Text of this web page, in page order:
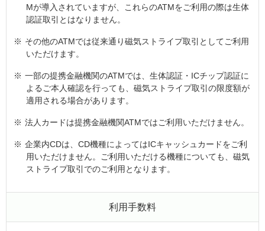
Mが導入されていますが、これらのATMをご利用の際は生体
認証取引とはなりません。
※ その他のATMでは従来通り磁気ストライプ取引としてご利用
いただけます。
※ 一部の提携金融機関のATMでは、生体認証・ICチップ認証に
よるご本人確認を行っても、磁気ストライプ取引の限度額が
適用される場合があります。
※ 法人カードは提携金融機関ATMではご利用いただけません。
※ 企業内CDは、CD機種によってはICキャッシュカードをご利
用いただけません。ご利用いただける機種についても、磁気
ストライプ取引でのご利用となります。
利用手数料